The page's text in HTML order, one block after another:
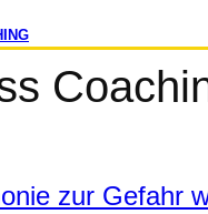
zur Gefahr